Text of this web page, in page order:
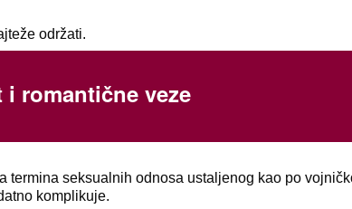
održati.
romantične veze
seksualnih odnosa ustaljenog kao po
komplikuje.